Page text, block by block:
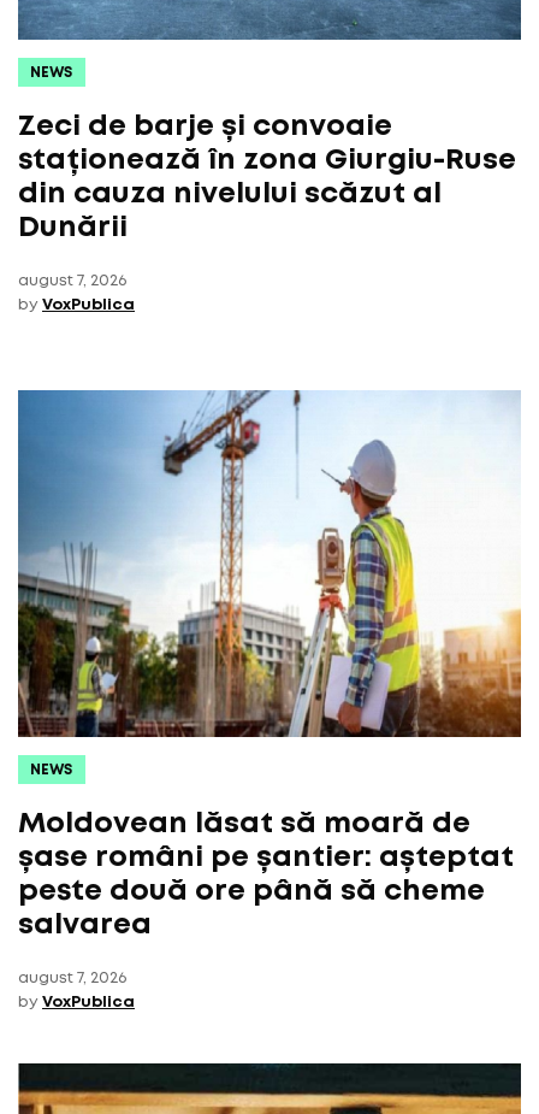
NEWS
Zeci de barje și convoaie
staționează în zona Giurgiu-Ruse
din cauza nivelului scăzut al
Dunării
august 7, 2026
by VoxPublica
NEWS
Moldovean lăsat să moară de
șase români pe șantier: așteptat
peste două ore până să cheme
salvarea
august 7, 2026
by VoxPublica